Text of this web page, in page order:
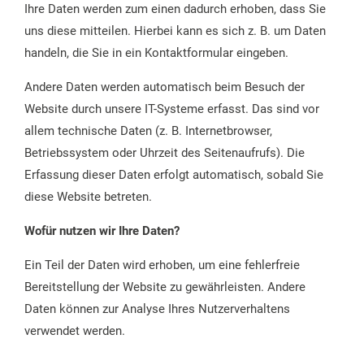
Ihre Daten werden zum einen dadurch erhoben, dass Sie
uns diese mitteilen. Hierbei kann es sich z. B. um Daten
handeln, die Sie in ein Kontaktformular eingeben.
Andere Daten werden automatisch beim Besuch der
Website durch unsere IT-Systeme erfasst. Das sind vor
allem technische Daten (z. B. Internetbrowser,
Betriebssystem oder Uhrzeit des Seitenaufrufs). Die
Erfassung dieser Daten erfolgt automatisch, sobald Sie
diese Website betreten.
Wofür nutzen wir Ihre Daten?
Ein Teil der Daten wird erhoben, um eine fehlerfreie
Bereitstellung der Website zu gewährleisten. Andere
Daten können zur Analyse Ihres Nutzerverhaltens
verwendet werden.